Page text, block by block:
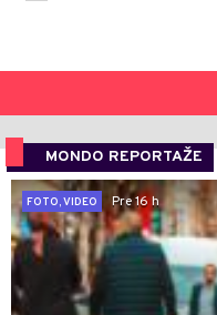
MONDO REPORTAŽE
FOTO, VIDEO
Pre 16 h